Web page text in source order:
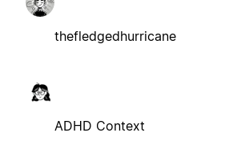
thefledgedhurricane
ADHD Context